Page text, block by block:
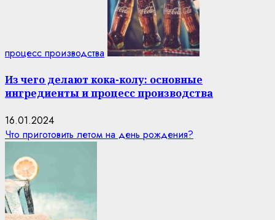
процесс производства
Из чего делают кока-колу: основные
ингредиенты и процесс производства
16.01.2024
Что приготовить летом на день рождения?